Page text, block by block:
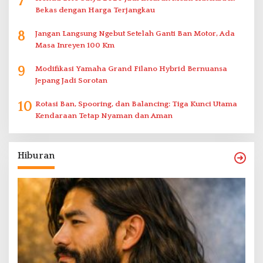
Bekas dengan Harga Terjangkau
8
Jangan Langsung Ngebut Setelah Ganti Ban Motor, Ada
Masa Inreyen 100 Km
9
Modifikasi Yamaha Grand Filano Hybrid Bernuansa
Jepang Jadi Sorotan
10 Rotasi Ban, Spooring, dan Balancing: Tiga Kunci Utama
Kendaraan Tetap Nyaman dan Aman
Hiburan